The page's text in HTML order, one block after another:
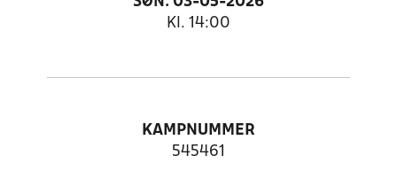
Kl. 14:00
KAMPNUMMER
545461